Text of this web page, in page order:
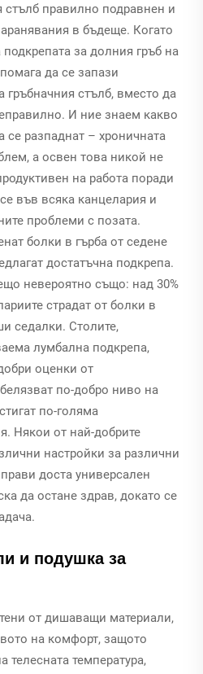
правилно подравнен и
в бъдеще. Когато
за долния гръб на
да се запази
гръбначния стълб, вместо да
И ние знаем какво
се разпаднат – хроничната
а освен това никой не
на работа поради
във всяка канцелария и
проблеми с позата.
болки в гърба от седене
достатъчна подкрепа.
невероятно също: над 30%
страдат от болки в
седалки. Столите,
лумбална подкрепа,
оценки от
по-добро ниво на
по-голяма
Някои от най-добрите
настройки за различни
доста универсален
да остане здрав, докато се
и подушка за
от дишаващи материали,
на комфорт, защото
телесната температура,